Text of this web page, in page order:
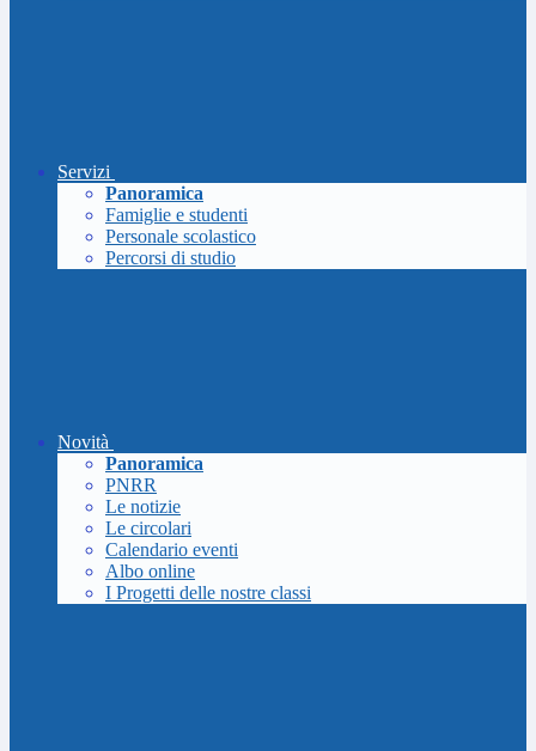
Servizi
Panoramica
Famiglie e studenti
Personale scolastico
Percorsi di studio
Novità
Panoramica
PNRR
Le notizie
Le circolari
Calendario eventi
Albo online
I Progetti delle nostre classi